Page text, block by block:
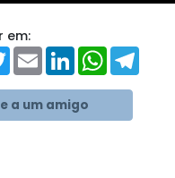
em:
TwitterEmailLinkedInWhatsApp
a um amigo